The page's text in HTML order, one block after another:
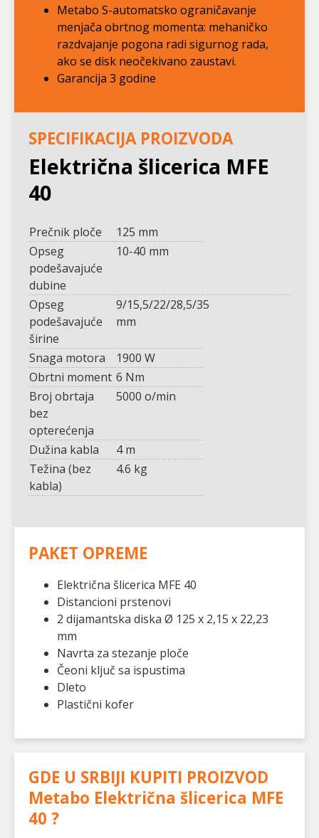
Metabo S-automatsko ograničavanje
menjača obrtnog momenta: mehaničko
razdvajanje pogona radi sigurnog rada,
ako se disk neočekivano zaustavi.
Garancija 3 godine
SPECIFIKACIJA PROIZVODA
Električna šlicerica MFE
40
Prečnik ploče
125 mm
Opseg
podešavajuće
dubine
10-40 mm
Opseg
podešavajuće
širine
9/15,5/22/28,5/35
mm
Snaga motora
1900 W
Obrtni moment 6 Nm
Broj obrtaja
bez
opterećenja
5000 o/min
Dužina kabla
4 m
Težina (bez
kabla)
4.6 kg
PAKET OPREME
Električna šlicerica MFE 40
Distancioni prstenovi
2 dijamantska diska Ø 125 x 2,15 x 22,23
mm
Navrta za stezanje ploče
Čeoni ključ sa ispustima
Dleto
Plastični kofer
GDE U SRBIJI KUPITI PROIZVOD
Metabo Električna šlicerica MFE
40 ?